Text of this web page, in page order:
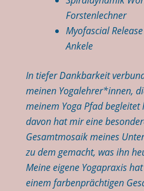
Forstenlechner
Myofascial
Ankele
In tiefer Dankbarkeit
meinen Yogalehrer*innen,
meinem Yoga Pfad begleitet
davon hat mir eine
Gesamtmosaik meines
zu dem gemacht, was ihn
Meine eigene Yogapraxis
einem farbenprächtigen